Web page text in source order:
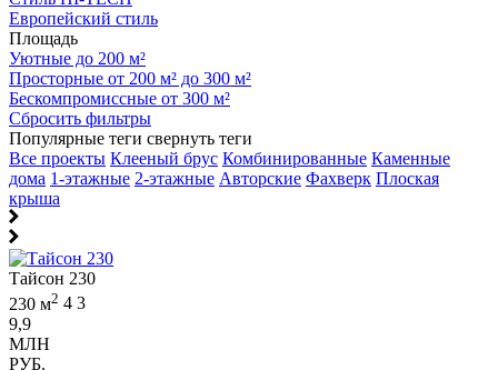
Европейский стиль
Площадь
Уютные до 200 м²
Просторные от 200 м² до 300 м²
Бескомпромиссные от 300 м²
Сбросить фильтры
Популярные теги свернуть теги
Все проекты Клееный брус Комбинированные Каменные
дома 1-этажные 2-этажные Авторские Фахверк Плоская
крыша
Тайсон 230
230 м2 4 3
9,9
МЛН
РУБ.